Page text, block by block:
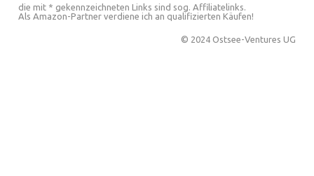
die mit * gekennzeichneten Links sind sog. Affiliatelinks.
Als Amazon-Partner verdiene ich an qualifizierten Käufen!
© 2024 Ostsee-Ventures UG